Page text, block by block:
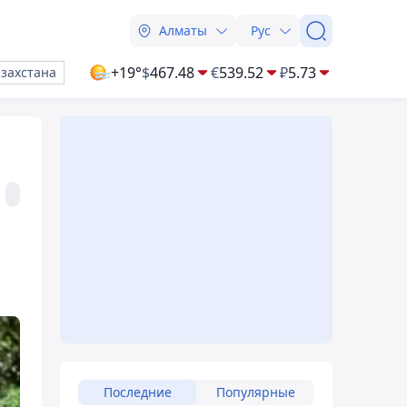
Алматы Рус
+19°$467.48 €539.52 ₽5.73
Последние Популярные